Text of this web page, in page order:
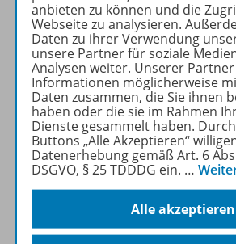
Arbeitsblätter,
Podcast-
Mehr
Informationen
anbieten zu können und die
Webseite zu analysieren.
Daten zu ihrer Verwendung
unsere Partner für soziale
Analysen weiter. Unserer
Informationen möglicherweise
Daten zusammen, die Sie ihnen
haben oder die sie im Rahmen
Dienste gesammelt haben.
Buttons „Alle Akzeptieren“
Datenerhebung gemäß Art. 6
DSGVO, § 25 TDDDG ein. …
Alle akzeptieren